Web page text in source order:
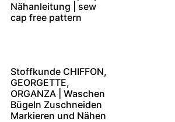
Nähanleitung | sew
cap free pattern
Stoffkunde CHIFFON,
GEORGETTE,
ORGANZA | Waschen
Bügeln Zuschneiden
Markieren und Nähen